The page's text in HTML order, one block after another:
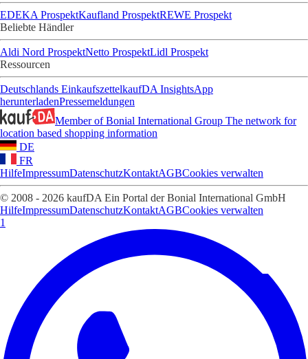
EDEKA ProspektKaufland ProspektREWE Prospekt
Beliebte Händler
Aldi Nord ProspektNetto ProspektLidl Prospekt
Ressourcen
Deutschlands EinkaufszettelkaufDA InsightsApp
herunterladenPressemeldungen
Member of Bonial International Group The network for
location based shopping information
DE
FR
HilfeImpressumDatenschutzKontaktAGBCookies verwalten
© 2008 - 2026 kaufDA Ein Portal der Bonial International GmbH
HilfeImpressumDatenschutzKontaktAGBCookies verwalten
1